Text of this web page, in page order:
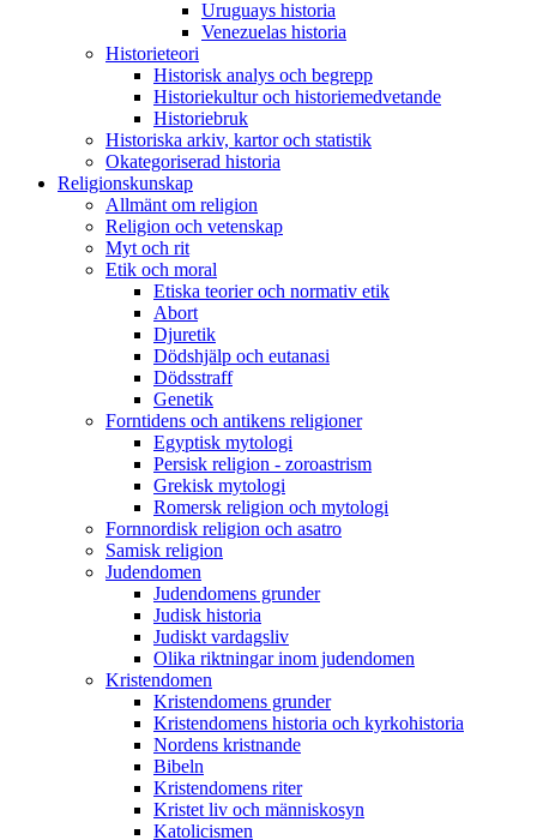
Uruguays historia
Venezuelas historia
Historieteori
Historisk analys och begrepp
Historiekultur och historiemedvetande
Historiebruk
Historiska arkiv, kartor och statistik
Okategoriserad historia
Religionskunskap
Allmänt om religion
Religion och vetenskap
Myt och rit
Etik och moral
Etiska teorier och normativ etik
Abort
Djuretik
Dödshjälp och eutanasi
Dödsstraff
Genetik
Forntidens och antikens religioner
Egyptisk mytologi
Persisk religion - zoroastrism
Grekisk mytologi
Romersk religion och mytologi
Fornnordisk religion och asatro
Samisk religion
Judendomen
Judendomens grunder
Judisk historia
Judiskt vardagsliv
Olika riktningar inom judendomen
Kristendomen
Kristendomens grunder
Kristendomens historia och kyrkohistoria
Nordens kristnande
Bibeln
Kristendomens riter
Kristet liv och människosyn
Katolicismen